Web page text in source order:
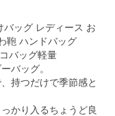
バッグ レディース お
鞄 ハンドバッグ
バッグ軽量
バッグ。
持つだけで季節感と
かり入るちょうど良